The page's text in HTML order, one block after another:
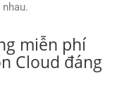
miễn phí
Cloud đáng